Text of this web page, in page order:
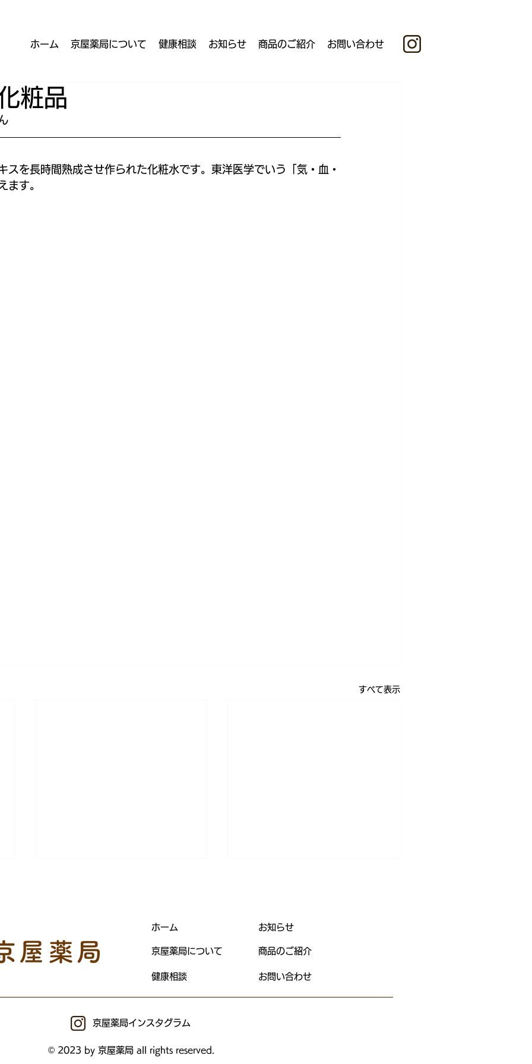
ホーム 京屋薬局について 健康相談 お知らせ 商品のご紹介 お問い合わせ
粧品
スを長時間熟成させ作られた化粧水です。東洋医学でいう「気・血・
ます。
すべて表示
オドレミン
ホーム
京屋薬局について
健康相談
お知らせ
商品のご紹介
お問い合わせ
京屋薬局インスタグラム
© 2023 by 京屋薬局 all rights reserved.